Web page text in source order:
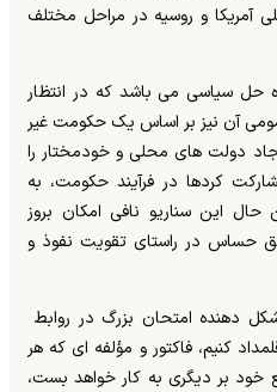
آمریکا و روسیه در مراحل مختلف
حل سیاسی می باشد که در انتظار
آن نیز بر اساس یک حکومت غیر
دولت های محلی و خودمختار را
کردها در فرآیند حکومت، به
این سناریو نافی امکان بروز
حساس در راستای تقویت نفوذ و
دهنده امتحان بزرگ در روابط
کنیم، فاکتور و مؤلفه ای که هر
بر دیگری به کار خواهد بست،